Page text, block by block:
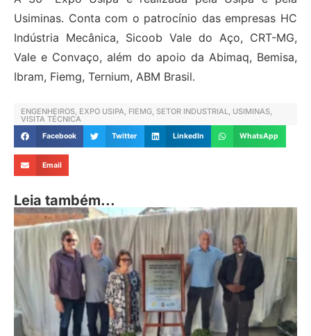
Usiminas. Conta com o patrocínio das empresas HC
Indústria Mecânica, Sicoob Vale do Aço, CRT-MG,
Vale e Convaço, além do apoio da Abimaq, Bemisa,
Ibram, Fiemg, Ternium, ABM Brasil.
ENGENHEIROS, EXPO USIPA, FIEMG, SETOR INDUSTRIAL, USIMINAS,
VISITA TÉCNICA
Facebook Twitter LinkedIn WhatsApp
Email
Leia também...